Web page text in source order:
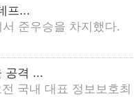
프...
서 준우승을 차지했다.
공격 ...
전 국내 대표 정보보호최